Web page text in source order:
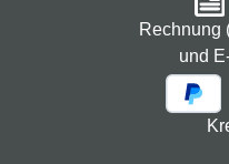
Rechnung
und